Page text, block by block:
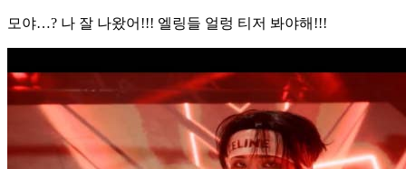
모야…? 나 잘 나왔어!!! 엘링들 얼렁 티저 봐야해!!!